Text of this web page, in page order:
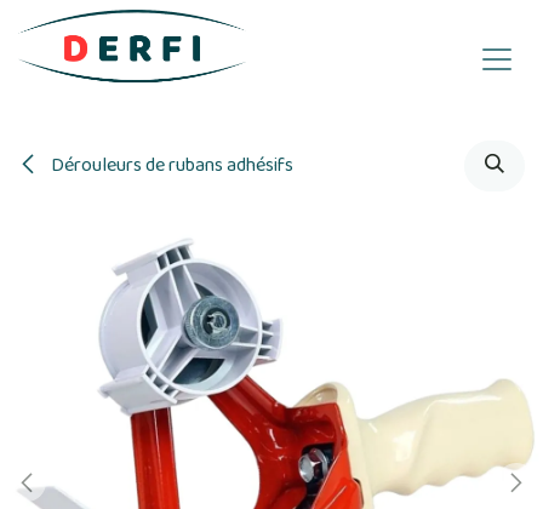
Se rendre au contenu
Dérouleurs de rubans adhésifs